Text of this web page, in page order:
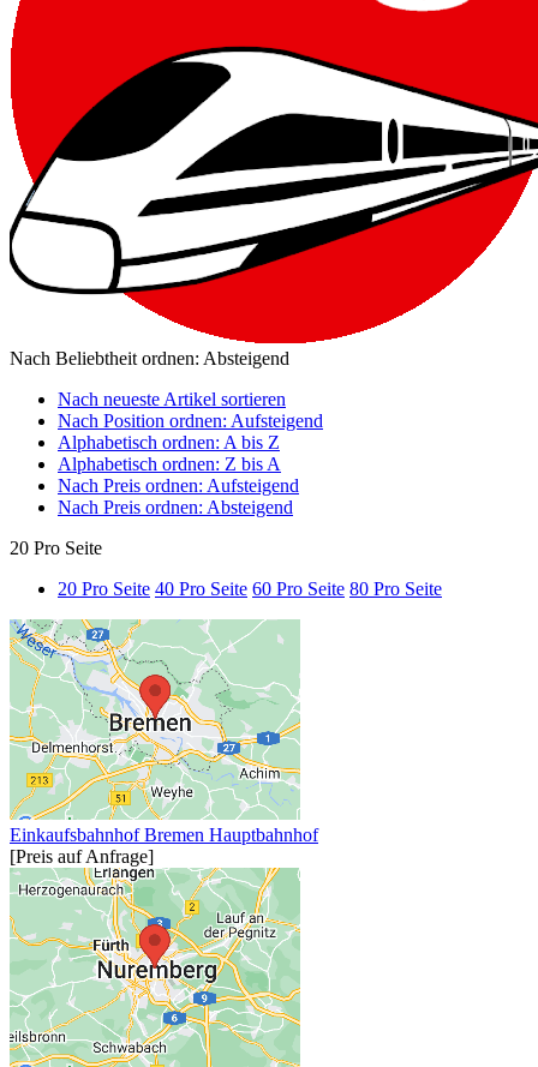
Nach Beliebtheit ordnen: Absteigend
Nach neueste Artikel sortieren
Nach Position ordnen: Aufsteigend
Alphabetisch ordnen: A bis Z
Alphabetisch ordnen: Z bis A
Nach Preis ordnen: Aufsteigend
Nach Preis ordnen: Absteigend
20 Pro Seite
20 Pro Seite 40 Pro Seite 60 Pro Seite 80 Pro Seite
Einkaufsbahnhof Bremen Hauptbahnhof
[Preis auf Anfrage]